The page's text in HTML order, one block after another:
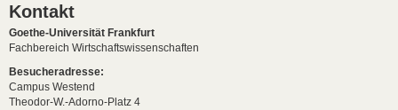
Kontakt
Goethe-Universität Frankfurt
Fachbereich Wirtschaftswissenschaften
Besucheradresse:
Campus Westend
Theodor-W.-Adorno-Platz 4